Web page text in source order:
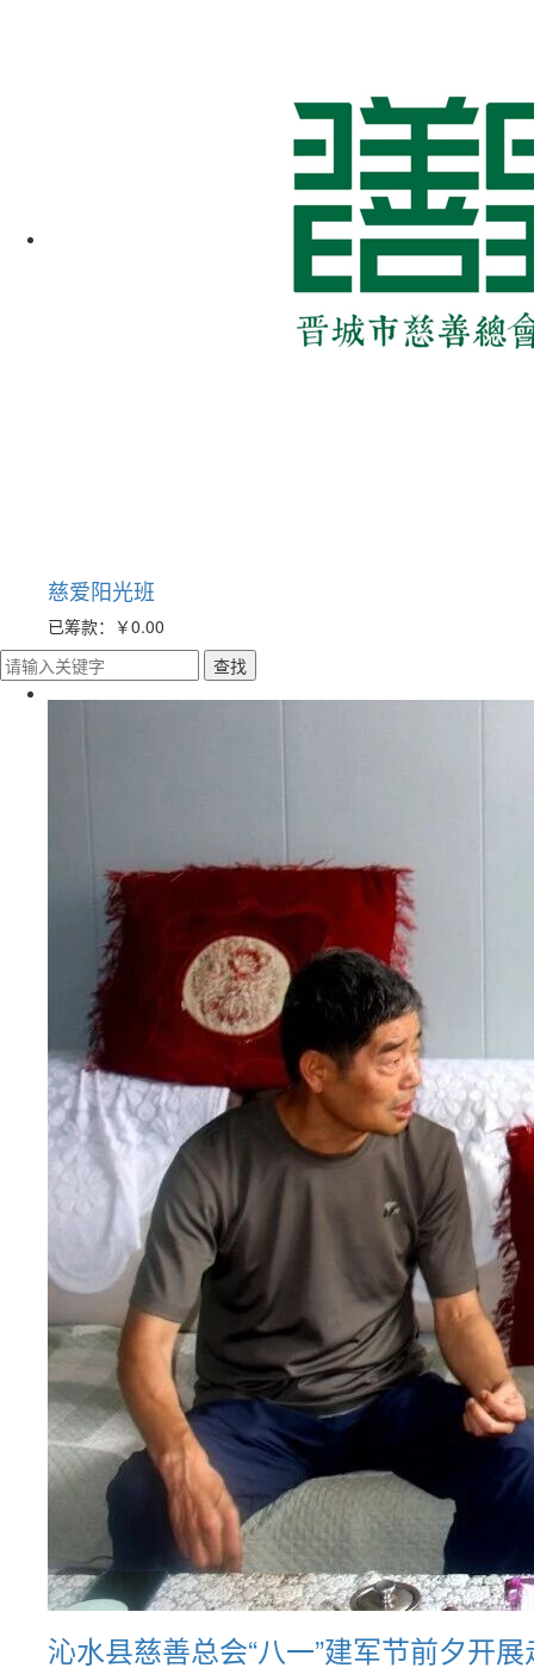
慈爱阳光班
已筹款： ￥0.00
沁水县慈善总会“八一”建军节前夕开